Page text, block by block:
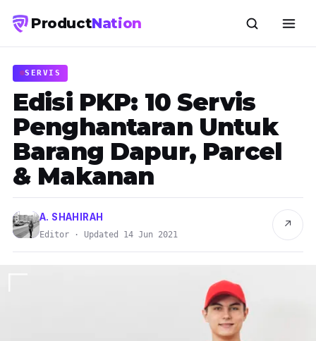
ProductNation
SERVIS
Edisi PKP: 10 Servis
Penghantaran Untuk
Barang Dapur, Parcel
& Makanan
A. SHAHIRAH
Editor · Updated 14 Jun 2021
↗